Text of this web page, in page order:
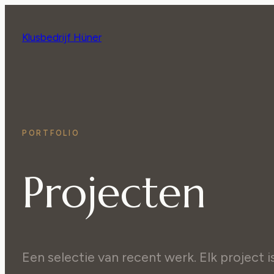
Klusbedrijf Hüner
PORTFOLIO
Projecten
Een selectie van recent werk. Elk